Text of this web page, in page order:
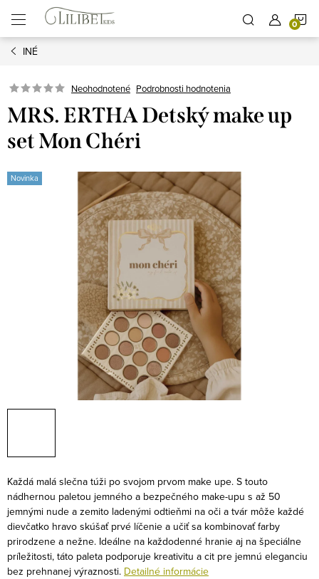
obsah
INÉ
Neohodnotené Podrobnosti hodnotenia
MRS. ERTHA Detský make up
set Mon Chéri
Novinka
Každá malá slečna túži po svojom prvom make upe. S touto
nádhernou paletou jemného a bezpečného make-upu s až 50
jemnými nude a zemito ladenými odtieňmi na oči a tvár môže každé
dievčatko hravo skúšať prvé líčenie a učiť sa kombinovať farby
prirodzene a nežne. Ideálne na každodenné hranie aj na špeciálne
príležitosti, táto paleta podporuje kreativitu a cit pre jemnú eleganciu
bez prehnanej výraznosti. Detailné informácie